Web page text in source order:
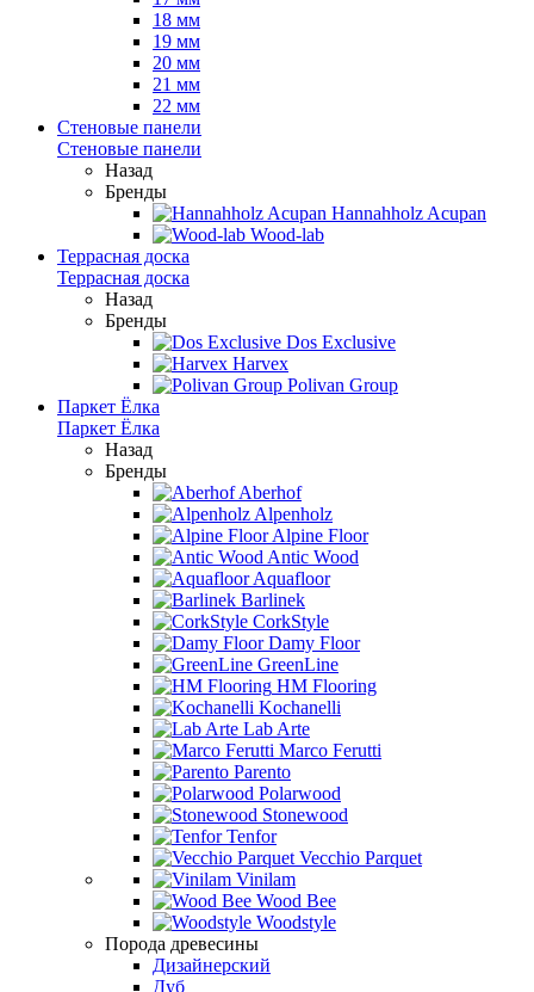
18 мм
19 мм
20 мм
21 мм
22 мм
Стеновые панели
Стеновые панели
Назад
Бренды
Hannahholz Acupan
Wood-lab
Террасная доска
Террасная доска
Назад
Бренды
Dos Exclusive
Harvex
Polivan Group
Паркет Ёлка
Паркет Ёлка
Назад
Бренды
Aberhof
Alpenholz
Alpine Floor
Antic Wood
Aquafloor
Barlinek
CorkStyle
Damy Floor
GreenLine
HM Flooring
Kochanelli
Lab Arte
Marco Ferutti
Parento
Polarwood
Stonewood
Tenfor
Vecchio Parquet
Vinilam
Wood Bee
Woodstyle
Порода древесины
Дизайнерский
Дуб